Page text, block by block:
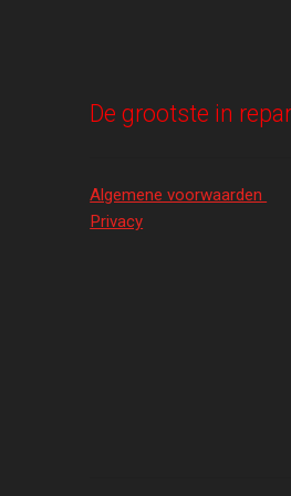
De grootste in
Algemene voorwaarden
Privacy